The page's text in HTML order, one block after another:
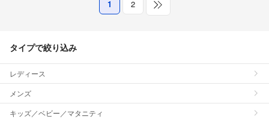
1 2
タイプで絞り込み
レディース
メンズ
キッズ／ベビー／マタニティ